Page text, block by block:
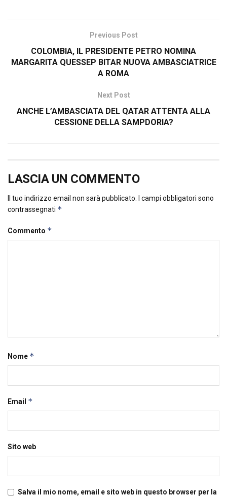
Previous Post
COLOMBIA, IL PRESIDENTE PETRO NOMINA
MARGARITA QUESSEP BITAR NUOVA AMBASCIATRICE
A ROMA
Next Post
ANCHE L’AMBASCIATA DEL QATAR ATTENTA ALLA
CESSIONE DELLA SAMPDORIA?
LASCIA UN COMMENTO
Il tuo indirizzo email non sarà pubblicato.
I campi obbligatori sono
contrassegnati *
Commento *
Nome *
Email *
Sito web
Salva il mio nome, email e sito web in questo browser per la